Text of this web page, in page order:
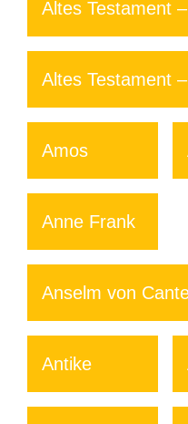
Altes Testament
Altes Testament
Amos
Anne Frank
Anselm von
Antike